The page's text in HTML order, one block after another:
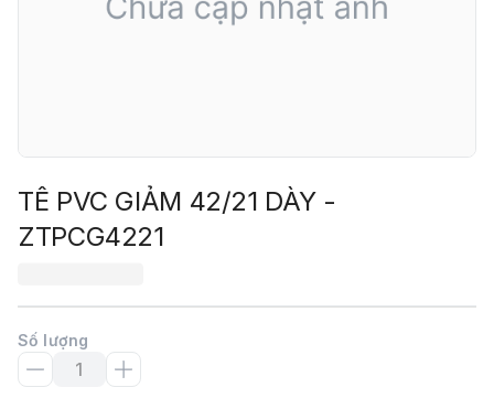
TÊ PVC GIẢM 42/21 DÀY -
ZTPCG4221
Số lượng